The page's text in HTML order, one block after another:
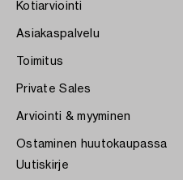
Kotiarviointi
Asiakaspalvelu
Toimitus
Private Sales
Arviointi & myyminen
Ostaminen huutokaupassa
Uutiskirje